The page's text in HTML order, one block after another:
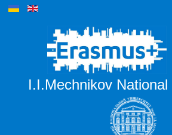
I.I.Mechnikov